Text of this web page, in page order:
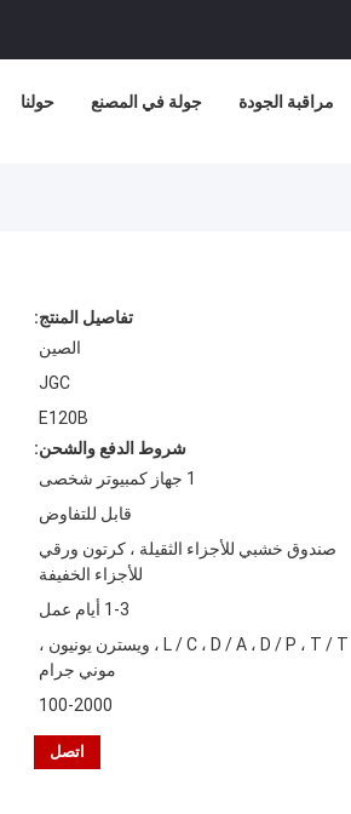
حولنا جولة في المصنع مراقبة الجودة
تفاصيل المنتج:
الصين
JGC
E120B
شروط الدفع والشحن:
1 جهاز كمبيوتر شخصى
قابل للتفاوض
صندوق خشبي للأجزاء الثقيلة ، كرتون ورقي
للأجزاء الخفيفة
1-3 أيام عمل
L / C ، D / A ، D / P ، T / T ، ويسترن يونيون ،
موني جرام
100-2000
اتصل